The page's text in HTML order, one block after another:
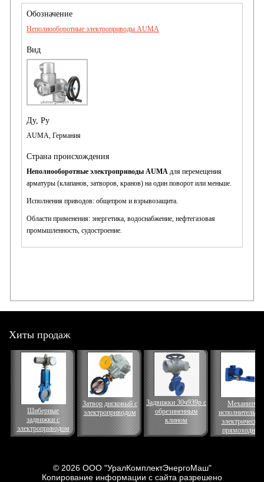
Неполнооборотные электроприводы AUMA
AUMA, Германия
Неполнооборотные электроприводы AUMA для перемещения
арматуры (клапанов, затворов, кранов) на один поворот или меньше.
Исполнения приводов: общепром и взрывозащита.
Области применения: энергетика, водоснабжение, нефтегазовая
промышленность, судостроение.
Хиты продаж
Шиберные
задвижки с
электроприводом
Затвор дисковый с
электроприводом
Задвижки 30ч939р с
обрезиненным
клином
Механизм
электрический
прямоходный
© 2026 ООО "УралКомплектЭнергоМаш"
Копирование информации с сайта разрешено